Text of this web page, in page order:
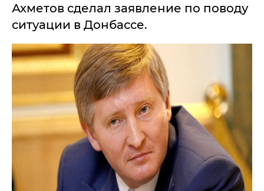
Ахметов сделал заявление по поводу
ситуации в Донбассе.